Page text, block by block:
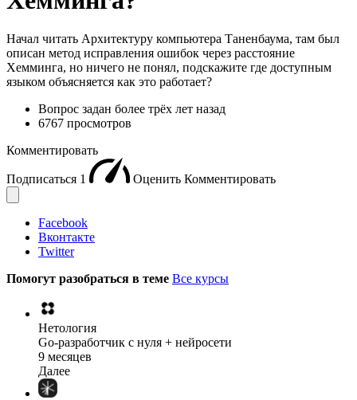
Начал читать Архитектуру компьютера Таненбаума, там был
описан метод исправления ошибок через расстояние
Хемминга, но ничего не понял, подскажите где доступным
языком объясняется как это работает?
Вопрос задан более трёх лет назад
6767 просмотров
Комментировать
Подписаться 1 Оценить Комментировать
Facebook
Вконтакте
Twitter
Помогут разобраться в теме Все курсы
Нетология
Go-разработчик с нуля + нейросети
9 месяцев
Далее